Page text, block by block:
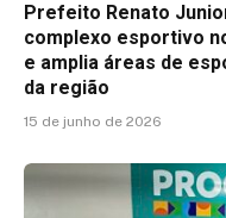
Prefeito Renato
complexo esportivo
e amplia áreas de
da região
15 de junho de 2026